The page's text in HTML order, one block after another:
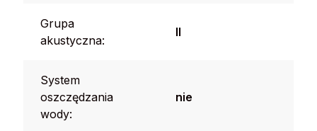
Grupa
akustyczna:
II
System
oszczędzania
wody:
nie